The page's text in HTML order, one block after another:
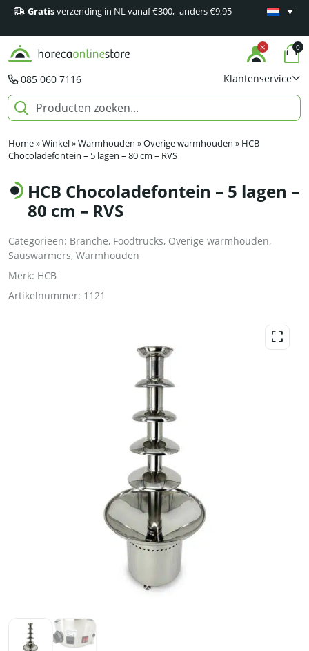
Gratisverzending in NL vanaf €300,- anders €9,95
Minimaal
085 060 7116 Klantenservice
0
Home»Winkel»Warmhouden »Overige warmhouden » HCB
Chocoladefontein – 5 lagen – 80 cm – RVS
HCB Chocoladefontein – 5 lagen –
80 cm – RVS
Categorieën: Branche, Foodtrucks, Overige warmhouden,
Sauswarmers, Warmhouden
Merk: HCB
Artikelnummer: 1121